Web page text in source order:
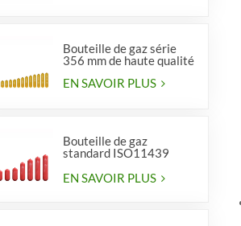
Bouteille de gaz série
356 mm de haute qualité
EN SAVOIR PLUS
Bouteille de gaz
standard ISO11439
EN SAVOIR PLUS